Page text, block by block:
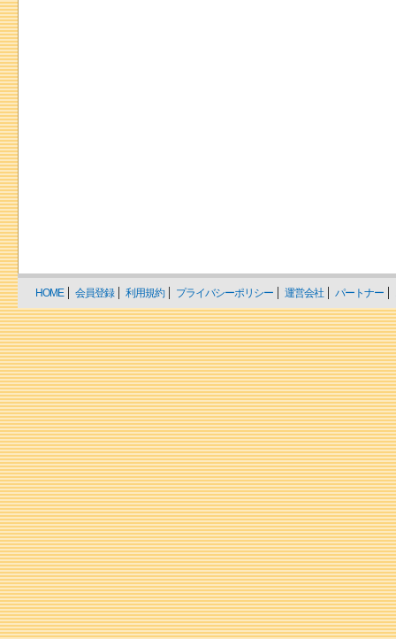
HOME 会員登録 利用規約 プライバシーポリシー 運営会社 パートナー